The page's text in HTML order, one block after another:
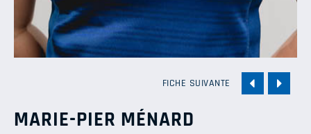
FICHE SUIVANTE
MARIE-PIER MÉNARD